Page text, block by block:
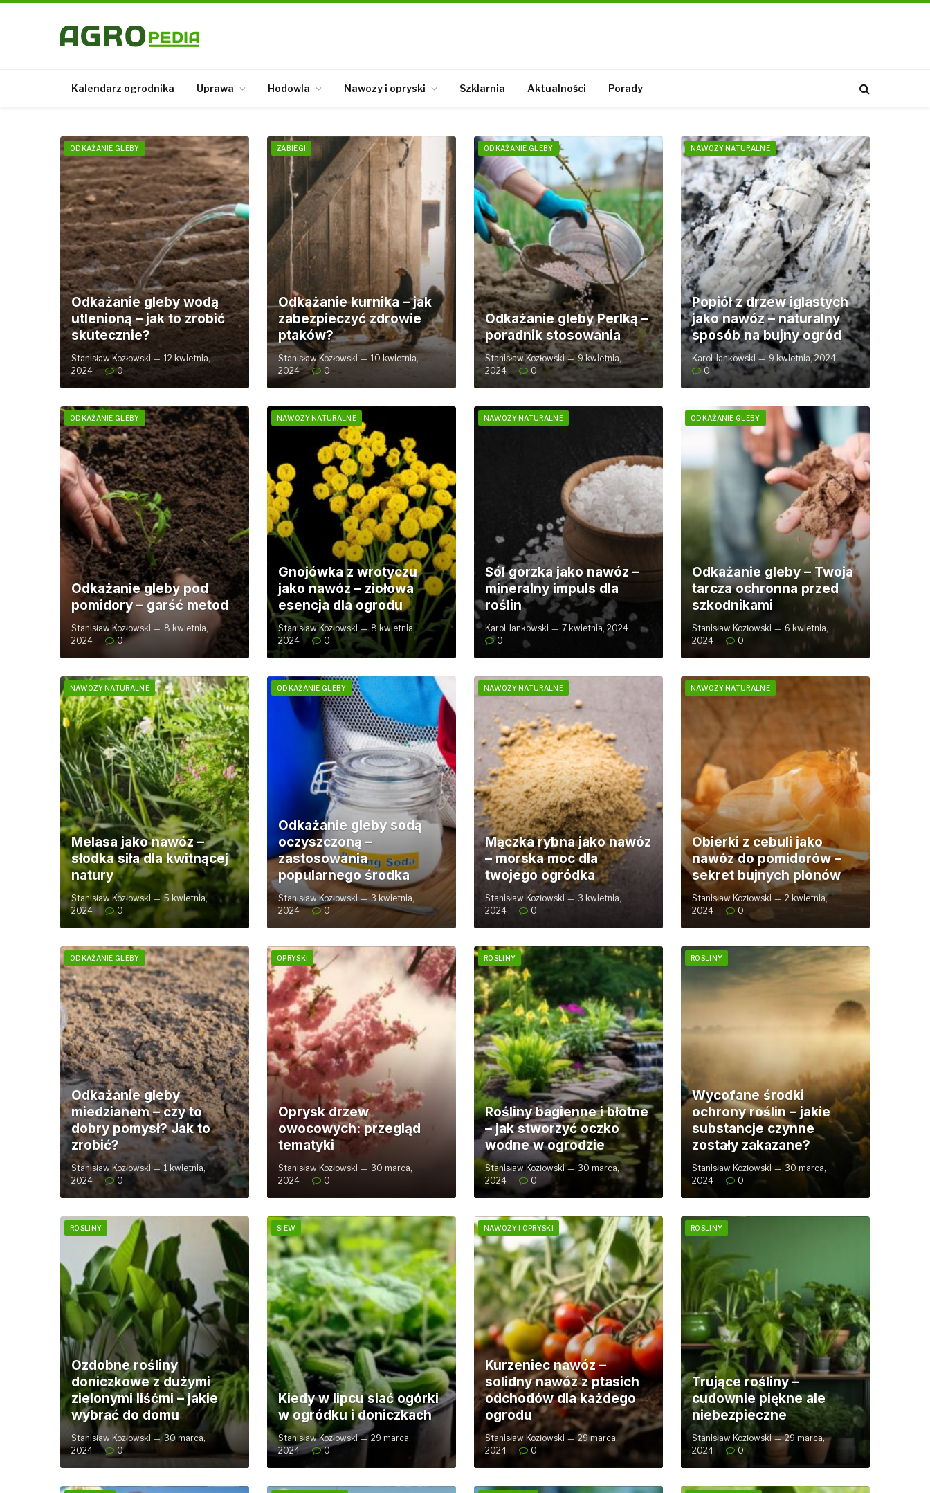
Kalendarz ogrodnika Uprawa Hodowla Nawozy i opryski Szklarnia Aktualności Porady
ODKAŻANIE GLEBY
Odkażanie gleby wodą
utlenioną – jak to zrobić
skutecznie?
Stanisław Kozłowski
12 kwietnia,
2024
0
ZABIEGI
Odkażanie kurnika – jak
zabezpieczyć zdrowie
ptaków?
Stanisław Kozłowski
10 kwietnia,
2024
0
ODKAŻANIE GLEBY
Odkażanie gleby Perlką –
poradnik stosowania
Stanisław Kozłowski
9 kwietnia,
2024
0
NAWOZY NATURALNE
Popiół z drzew iglastych
jako nawóz – naturalny
sposób na bujny ogród
Karol Jankowski
9 kwietnia, 2024
0
ODKAŻANIE GLEBY
Odkażanie gleby pod
pomidory – garść metod
Stanisław Kozłowski
8 kwietnia,
2024
0
NAWOZY NATURALNE
Gnojówka z wrotyczu
jako nawóz – ziołowa
esencja dla ogrodu
Stanisław Kozłowski
8 kwietnia,
2024
0
NAWOZY NATURALNE
Sól gorzka jako nawóz –
mineralny impuls dla
roślin
Karol Jankowski
7 kwietnia, 2024
0
ODKAŻANIE GLEBY
Odkażanie gleby – Twoja
tarcza ochronna przed
szkodnikami
Stanisław Kozłowski
6 kwietnia,
2024
0
NAWOZY NATURALNE
Melasa jako nawóz –
słodka siła dla kwitnącej
natury
Stanisław Kozłowski
5 kwietnia,
2024
0
ODKAŻANIE GLEBY
Odkażanie gleby sodą
oczyszczoną –
zastosowania
popularnego środka
Stanisław Kozłowski
3 kwietnia,
2024
0
NAWOZY NATURALNE
Mączka rybna jako nawóz
– morska moc dla
twojego ogródka
Stanisław Kozłowski
3 kwietnia,
2024
0
NAWOZY NATURALNE
Obierki z cebuli jako
nawóz do pomidorów –
sekret bujnych plonów
Stanisław Kozłowski
2 kwietnia,
2024
0
ODKAŻANIE GLEBY
Odkażanie gleby
miedzianem – czy to
dobry pomysł? Jak to
zrobić?
Stanisław Kozłowski
1 kwietnia,
2024
0
OPRYSKI
Oprysk drzew
owocowych: przegląd
tematyki
Stanisław Kozłowski
30 marca,
2024
0
ROSLINY
Rośliny bagienne i błotne
– jak stworzyć oczko
wodne w ogrodzie
Stanisław Kozłowski
30 marca,
2024
0
ROSLINY
Wycofane środki
ochrony roślin – jakie
substancje czynne
zostały zakazane?
Stanisław Kozłowski
30 marca,
2024
0
ROSLINY
Ozdobne rośliny
doniczkowe z dużymi
zielonymi liśćmi – jakie
wybrać do domu
Stanisław Kozłowski
30 marca,
2024
0
SIEW
Kiedy w lipcu siać ogórki
w ogródku i doniczkach
Stanisław Kozłowski
29 marca,
2024
0
NAWOZY I OPRYSKI
Kurzeniec nawóz –
solidny nawóz z ptasich
odchodów dla każdego
ogrodu
Stanisław Kozłowski
29 marca,
2024
0
ROSLINY
Trujące rośliny –
cudownie piękne ale
niebezpieczne
Stanisław Kozłowski
29 marca,
2024
0